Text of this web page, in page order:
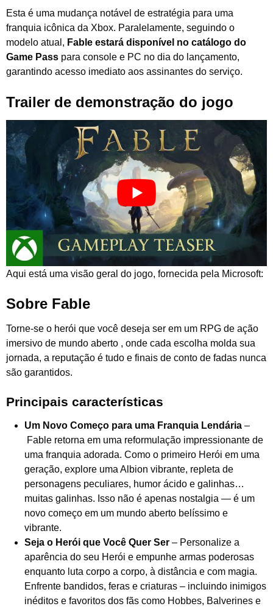
Esta é uma mudança notável de estratégia para uma
franquia icônica da Xbox. Paralelamente, seguindo o
modelo atual, Fable estará disponível no catálogo do
Game Pass para console e PC no dia do lançamento,
garantindo acesso imediato aos assinantes do serviço.
Trailer de demonstração do jogo
Aqui está uma visão geral do jogo, fornecida pela Microsoft:
Sobre Fable
Torne-se o herói que você deseja ser em um RPG de ação
imersivo de mundo aberto , onde cada escolha molda sua
jornada, a reputação é tudo e finais de conto de fadas nunca
são garantidos.
Principais características
Um Novo Começo para uma Franquia Lendária –
Fable retorna em uma reformulação impressionante de
uma franquia adorada. Como o primeiro Herói em uma
geração, explore uma Albion vibrante, repleta de
personagens peculiares, humor ácido e galinhas…
muitas galinhas. Isso não é apenas nostalgia — é um
novo começo em um mundo aberto belíssimo e
vibrante.
Seja o Herói que Você Quer Ser – Personalize a
aparência do seu Herói e empunhe armas poderosas
enquanto luta corpo a corpo, à distância e com magia.
Enfrente bandidos, feras e criaturas – incluindo inimigos
inéditos e favoritos dos fãs como Hobbes, Balverines e